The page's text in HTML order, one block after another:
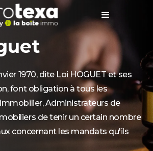
1970, dite Loi HOGUET et ses
font obligation à tous les
Administrateurs de
de tenir un certain nombre
concernant les mandats qu'ils